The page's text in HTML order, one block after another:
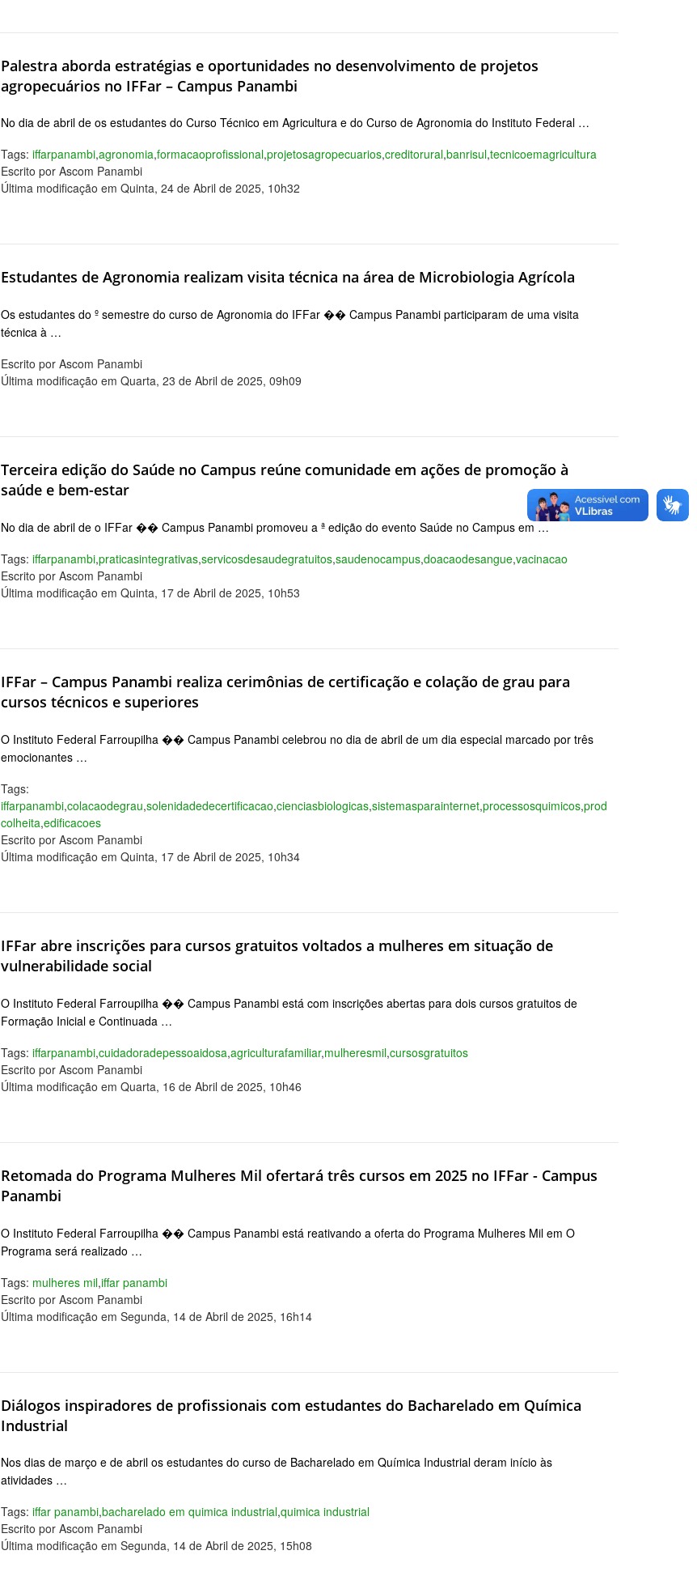
Palestra aborda estratégias e oportunidades no desenvolvimento de projetos
agropecuários no IFFar – Campus Panambi
No dia de abril de os estudantes do Curso Técnico em Agricultura e do Curso de Agronomia do Instituto Federal …
Tags:iffarpanambi,agronomia,formacaoprofissional,projetosagropecuarios,creditorural,banrisul,tecnicoemagricultura
Escrito por Ascom Panambi
Última modificação em Quinta, 24 de Abril de 2025, 10h32
Estudantes de Agronomia realizam visita técnica na área de Microbiologia Agrícola
Os estudantes do º semestre do curso de Agronomia do IFFar �� Campus Panambi participaram de uma visita
técnica à …
Escrito por Ascom Panambi
Última modificação em Quarta, 23 de Abril de 2025, 09h09
Terceira edição do Saúde no Campus reúne comunidade em ações de promoção à
saúde e bem-estar
No dia de abril de o IFFar �� Campus Panambi promoveu a ª edição do evento Saúde no Campus em …
Tags:iffarpanambi,praticasintegrativas,servicosdesaudegratuitos,saudenocampus,doacaodesangue,vacinacao
Escrito por Ascom Panambi
Última modificação em Quinta, 17 de Abril de 2025, 10h53
IFFar – Campus Panambi realiza cerimônias de certificação e colação de grau para
cursos técnicos e superiores
O Instituto Federal Farroupilha �� Campus Panambi celebrou no dia de abril de um dia especial marcado por três
emocionantes …
Tags:
iffarpanambi,colacaodegrau,solenidadedecertificacao,cienciasbiologicas,sistemasparainternet,processosquimicos,producaodegraos
colheita,edificacoes
Escrito por Ascom Panambi
Última modificação em Quinta, 17 de Abril de 2025, 10h34
IFFar abre inscrições para cursos gratuitos voltados a mulheres em situação de
vulnerabilidade social
O Instituto Federal Farroupilha �� Campus Panambi está com inscrições abertas para dois cursos gratuitos de
Formação Inicial e Continuada …
Tags:iffarpanambi,cuidadoradepessoaidosa,agriculturafamiliar,mulheresmil,cursosgratuitos
Escrito por Ascom Panambi
Última modificação em Quarta, 16 de Abril de 2025, 10h46
Retomada do Programa Mulheres Mil ofertará três cursos em 2025 no IFFar - Campus
Panambi
O Instituto Federal Farroupilha �� Campus Panambi está reativando a oferta do Programa Mulheres Mil em O
Programa será realizado …
Tags: mulheres mil,iffar panambi
Escrito por Ascom Panambi
Última modificação em Segunda, 14 de Abril de 2025, 16h14
Diálogos inspiradores de profissionais com estudantes do Bacharelado em Química
Industrial
Nos dias de março e de abril os estudantes do curso de Bacharelado em Química Industrial deram início às
atividades …
Tags:iffar panambi,bacharelado em quimica industrial,quimica industrial
Escrito por Ascom Panambi
Última modificação em Segunda, 14 de Abril de 2025, 15h08